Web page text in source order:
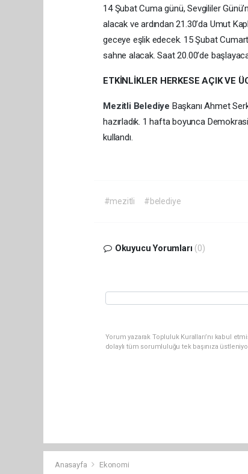
14 Şubat Cuma günü, Sevgililer
alacak ve ardından 21.30’da Umut
geceye eşlik edecek. 15 Şubat
sahne alacak. Saat 20.00’de
ETKİNLİKLER HERKESE AÇIK VE
Mezitli Belediye Başkanı Ahmet
hazırladık. 1 hafta boyunca
kullandı.
#mezitli #belediye
Okuyucu Yorumları (0)
Yorum yazarak Topluluk Kuralları’nı kabul
dolaylı tüm sorumluluğu tek başınıza
Anasayfa Ekonomi